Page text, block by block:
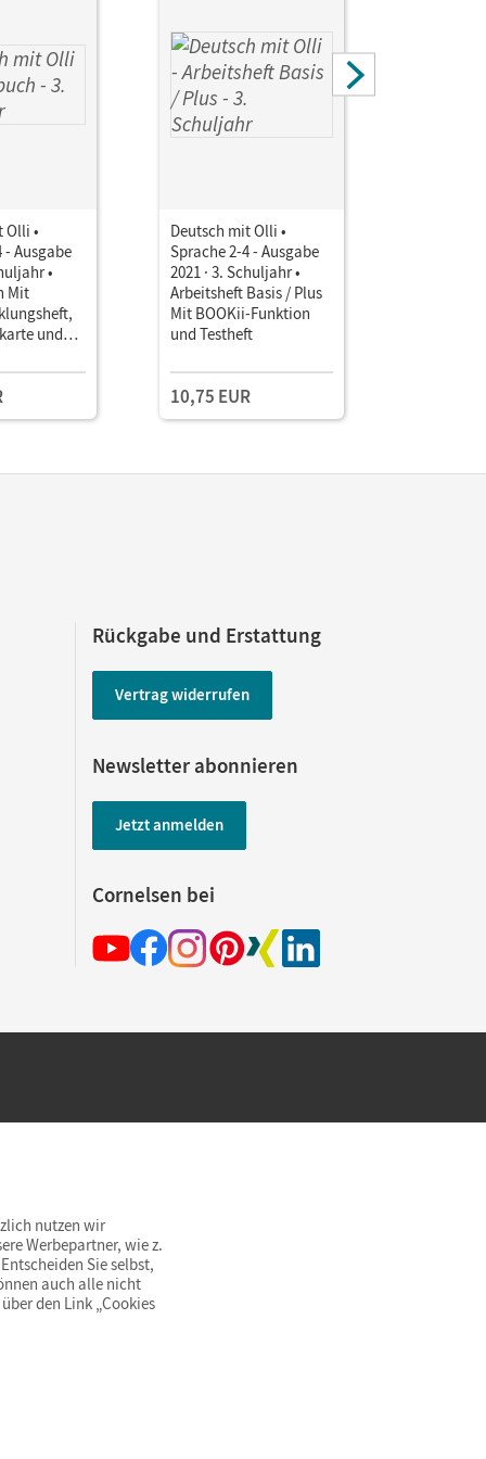
Olli •
- Ausgabe
•
Mit
und
Deutsch mit Olli •
Sprache 2-4 - Ausgabe
2021 · 3. Schuljahr •
Arbeitsheft Basis / Plus
Mit BOOKii-Funktion
und Testheft
10,75 EUR
Rückgabe und Erstattung
Vertrag widerrufen
Newsletter abonnieren
Jetzt anmelden
Cornelsen bei
innerhalb Deutschlands
nutzen wir
Werbepartner, wie z.
Sie selbst,
auch alle nicht
den Link „Cookies